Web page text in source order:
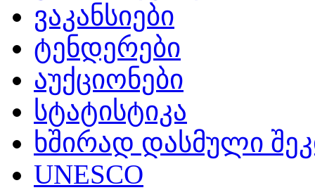
ვაკანსიები
ტენდერები
აუქციონები
სტატისტიკა
ხშირად დასმული
UNESCO